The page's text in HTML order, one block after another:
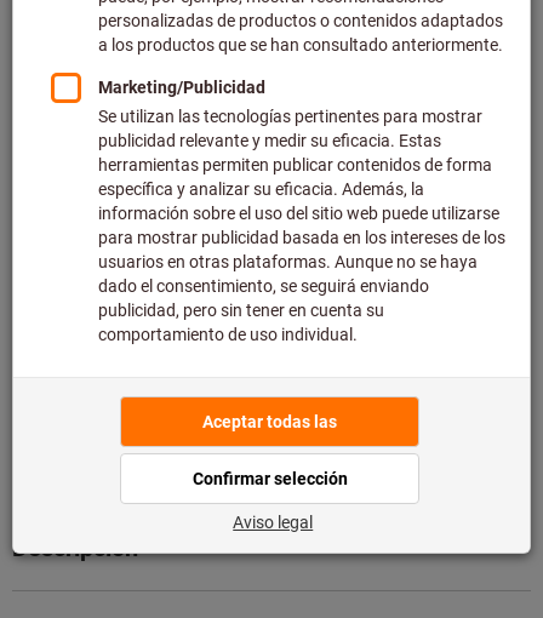
Añadir a la cesta de la compra
Tiempo de entrega estimado: 2-3 semanas. Para confirmar los
plazos de entrega, escríbanos a contacto@hoffmann-
group.com
Tenga en cuenta el mayor plazo de entrega y el servicio
de asesoramiento técnico limitado:
Pedimos este artículo para usted directamente al
fabricante, ya que no forma parte de nuestra gama
principal y, por tanto, no lo tenemos en stock.
Información
Añadir a la lista de deseos Compartir artículo
Detalles de producto
Descripción